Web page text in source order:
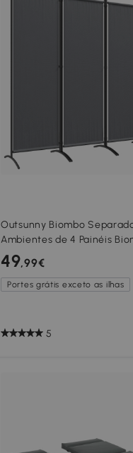
Outsunny Biombo
Ambientes de 4 Painéis
Dobrável 221x172 cm com
para Terraço Pátio Jardim
49,99€
Portes grátis exceto as ilhas
5